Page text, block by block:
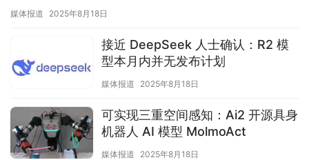
媒体报道 2025年8月18日
接近 DeepSeek 人士确认：R2 模
型本月内并无发布计划
媒体报道 2025年8月18日
可实现三重空间感知：Ai2 开源具身
机器人 AI 模型 MolmoAct
媒体报道 2025年8月18日